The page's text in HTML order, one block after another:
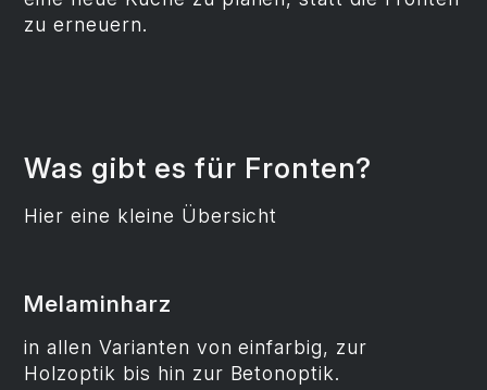
zu erneuern.
Was gibt es für Fronten?
Hier eine kleine Übersicht
Melaminharz
in allen Varianten von einfarbig, zur
Holzoptik bis hin zur Betonoptik.